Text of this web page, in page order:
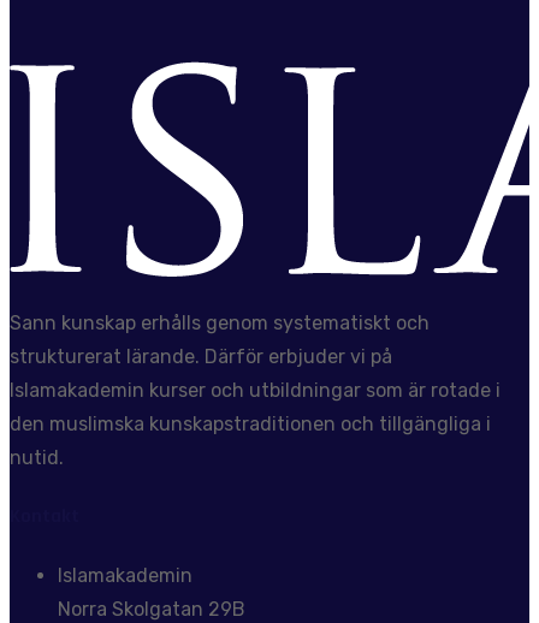
Sann kunskap erhålls genom systematiskt och
strukturerat lärande. Därför erbjuder vi på
Islamakademin kurser och utbildningar som är rotade i
den muslimska kunskapstraditionen och tillgängliga i
nutid.
Islamakademin
Norra Skolgatan 29B